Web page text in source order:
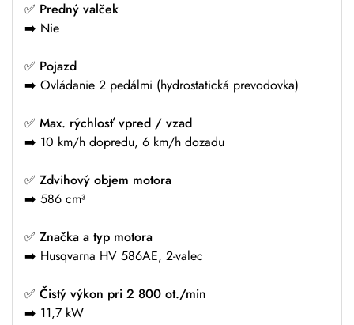
✅ Predný valček
➡️ Nie
✅ Pojazd
➡️ Ovládanie 2 pedálmi (hydrostatická prevodovka)
✅ Max. rýchlosť vpred / vzad
➡️ 10 km/h dopredu, 6 km/h dozadu
✅ Zdvihový objem motora
➡️ 586 cm³
✅ Značka a typ motora
➡️ Husqvarna HV 586AE, 2-valec
✅ Čistý výkon pri 2 800 ot./min
➡️ 11,7 kW